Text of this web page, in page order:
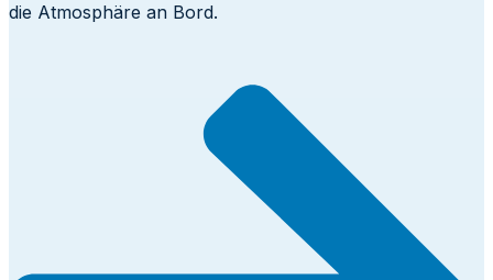
die Atmosphäre an Bord.